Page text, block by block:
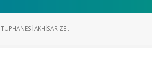
AKHİSAR ZE...